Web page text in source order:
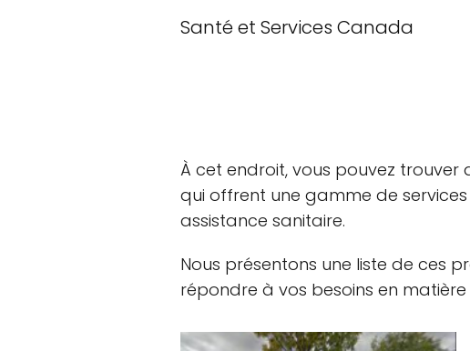
Santé et Services Canada
À cet endroit, vous pouvez trouver
qui offrent une gamme de
assistance sanitaire.
Nous présentons une liste de ces
répondre à vos besoins en